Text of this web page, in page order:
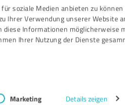
soziale Medien anbieten zu können
Ihrer Verwendung unserer Website
diese Informationen möglicherweise
Ihrer Nutzung der Dienste
Marketing Details zeigen